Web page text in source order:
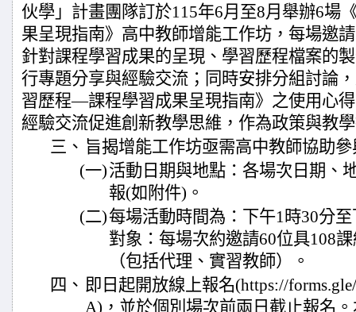
伙學」計畫團隊訂於115年6月至8月舉辦6場
果呈現指南》高中教師增能工作坊，每場邀
針對課程學習成果的呈現、學習歷程檔案的
行專題分享與經驗交流；同時安排分組討論
習歷程—課程學習成果呈現指南》之使用心
經驗交流促進創新教學思維，作為政策與教
三、 旨揭增能工作坊亟需高中教師協助
(一)活動日期與地點：各場次日期、
報(如附件)。
(二)每場活動時間為：下午1時30分
對象：每場次約邀請60位具108
（包括代理、實習教師）。
四、 即日起開放線上報名(https://
A)，並於個別場次前兩日截止報名